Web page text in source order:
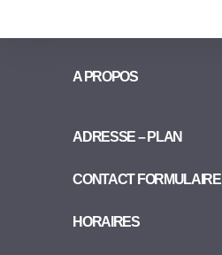
A PROPOS
ADRESSE – PLAN
CONTACT FORMULAIRE
HORAIRES